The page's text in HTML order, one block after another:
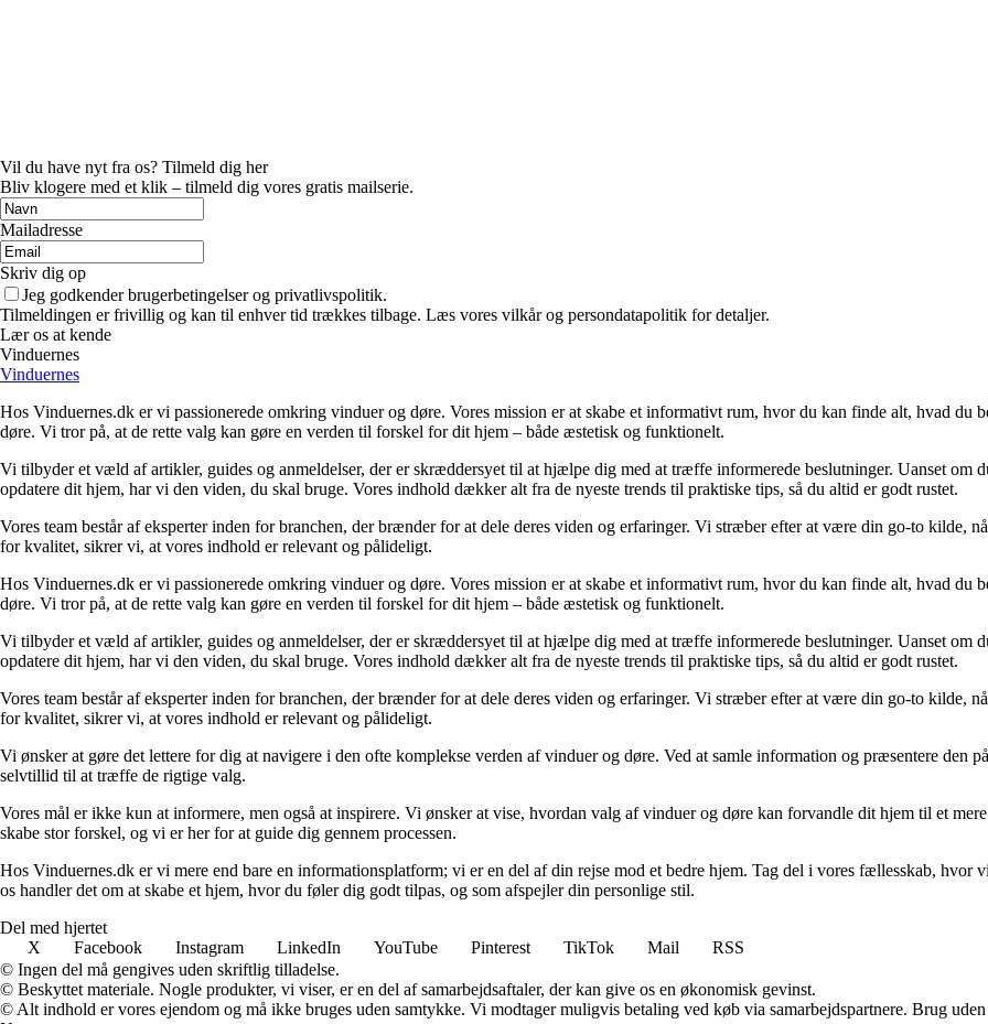
Vil du have nyt fra os? Tilmeld dig her
Bliv klogere med et klik – tilmeld dig vores gratis mailserie.
Mailadresse
Skriv dig op
Jeg godkender brugerbetingelser og privatlivspolitik.
Tilmeldingen er frivillig og kan til enhver tid trækkes tilbage. Læs vores vilkår og persondatapolitik for detaljer.
Lær os at kende
Vinduernes
Vinduernes
Hos Vinduernes.dk er vi passionerede omkring vinduer og døre. Vores mission er at skabe et informativt rum, hvor du kan finde alt, hvad
døre. Vi tror på, at de rette valg kan gøre en verden til forskel for dit hjem – både æstetisk og funktionelt.
Vi tilbyder et væld af artikler, guides og anmeldelser, der er skræddersyet til at hjælpe dig med at træffe informerede beslutninger. Uanset om
opdatere dit hjem, har vi den viden, du skal bruge. Vores indhold dækker alt fra de nyeste trends til praktiske tips, så du altid er godt rustet.
Vores team består af eksperter inden for branchen, der brænder for at dele deres viden og erfaringer. Vi stræber efter at være din go-to kilde,
for kvalitet, sikrer vi, at vores indhold er relevant og pålideligt.
Hos Vinduernes.dk er vi passionerede omkring vinduer og døre. Vores mission er at skabe et informativt rum, hvor du kan finde alt, hvad
døre. Vi tror på, at de rette valg kan gøre en verden til forskel for dit hjem – både æstetisk og funktionelt.
Vi tilbyder et væld af artikler, guides og anmeldelser, der er skræddersyet til at hjælpe dig med at træffe informerede beslutninger. Uanset om
opdatere dit hjem, har vi den viden, du skal bruge. Vores indhold dækker alt fra de nyeste trends til praktiske tips, så du altid er godt rustet.
Vores team består af eksperter inden for branchen, der brænder for at dele deres viden og erfaringer. Vi stræber efter at være din go-to kilde,
for kvalitet, sikrer vi, at vores indhold er relevant og pålideligt.
Vi ønsker at gøre det lettere for dig at navigere i den ofte komplekse verden af vinduer og døre. Ved at samle information og præsentere den
selvtillid til at træffe de rigtige valg.
Vores mål er ikke kun at informere, men også at inspirere. Vi ønsker at vise, hvordan valg af vinduer og døre kan forvandle dit hjem til et
skabe stor forskel, og vi er her for at guide dig gennem processen.
Hos Vinduernes.dk er vi mere end bare en informationsplatform; vi er en del af din rejse mod et bedre hjem. Tag del i vores fællesskab, hvor
os handler det om at skabe et hjem, hvor du føler dig godt tilpas, og som afspejler din personlige stil.
Del med hjertet
X
Facebook Instagram LinkedIn YouTube Pinterest TikTok Mail
RSS
© Ingen del må gengives uden skriftlig tilladelse.
© Beskyttet materiale. Nogle produkter, vi viser, er en del af samarbejdsaftaler, der kan give os en økonomisk gevinst.
© Alt indhold er vores ejendom og må ikke bruges uden samtykke. Vi modtager muligvis betaling ved køb via samarbejdspartnere. Brug